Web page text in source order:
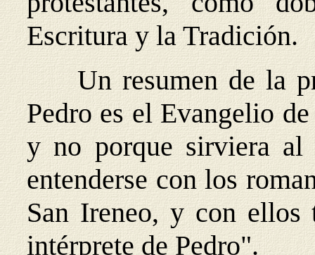
Escritura y la Tradición.
Un resumen de la
Pedro es el Evangelio
y no porque sirviera al
entenderse con los
San Ireneo, y con
intérprete de Pedro".